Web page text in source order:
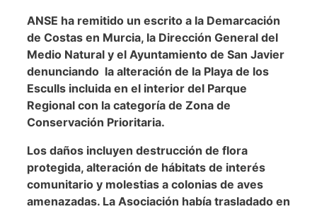
ANSE ha remitido un escrito a la Demarcación
de Costas en Murcia, la Dirección General del
Medio Natural y el Ayuntamiento de San Javier
denunciando la alteración de la Playa de los
Esculls incluida en el interior del Parque
Regional con la categoría de Zona de
Conservación Prioritaria.
Los daños incluyen destrucción de flora
protegida, alteración de hábitats de interés
comunitario y molestias a colonias de aves
amenazadas. La Asociación había trasladado en